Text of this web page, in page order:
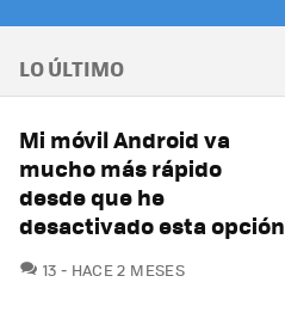
LO ÚLTIMO
Mi móvil Android va
mucho más rápido
desde que he
desactivado esta opción
13 COMENTARIOS
HACE 2 MESES